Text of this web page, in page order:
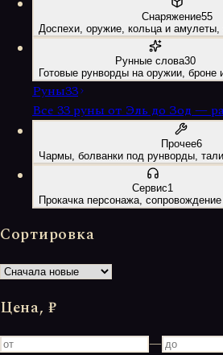
Снаряжение55
Доспехи, оружие, кольца и
Рунные слова30
Готовые рунворды на оружии, броне
Руны33
Все 33 руны от Эль до Зод —
Прочее6
Чармы, болванки под рунворды,
Сервис1
Прокачка персонажа,
Сортировка
Цена, ₽
—